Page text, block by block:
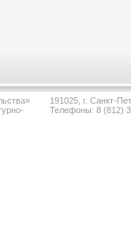
191025, г. Санкт-
Телефоны: 8 (812)